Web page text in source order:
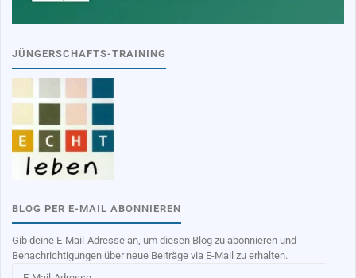
JÜNGERSCHAFTS-TRAINING
BLOG PER E-MAIL ABONNIEREN
Gib deine E-Mail-Adresse an, um diesen Blog zu abonnieren und
Benachrichtigungen über neue Beiträge via E-Mail zu erhalten.